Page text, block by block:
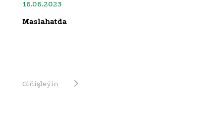
16.06.2023
Maslahatda
Giňişleýin